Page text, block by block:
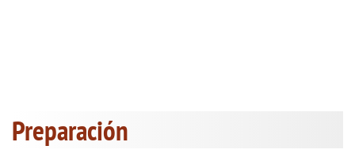
Preparación